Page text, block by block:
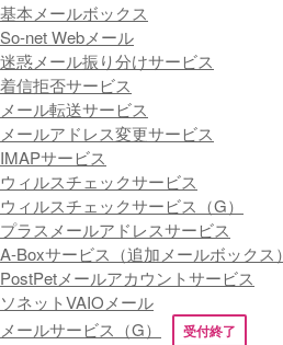
基本メールボックス
So-net Webメール
迷惑メール振り分けサービス
着信拒否サービス
メール転送サービス
メールアドレス変更サービス
IMAPサービス
ウィルスチェックサービス
ウィルスチェックサービス（G）
プラスメールアドレスサービス
A-Boxサービス（追加メールボックス）
PostPetメールアカウントサービス
ソネットVAIOメール
メールサービス（G）
受付終了